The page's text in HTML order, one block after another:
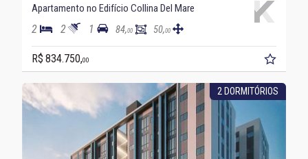
Apartamento no Edifício Collina Del Mare
2 2 1 84,00 50,00
R$ 834.750,00
2 DORMITÓRIOS